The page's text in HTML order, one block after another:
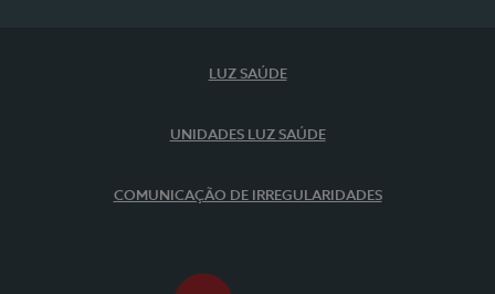
LUZ SAÚDE
UNIDADES LUZ SAÚDE
COMUNICAÇÃO DE IRREGULARIDADES